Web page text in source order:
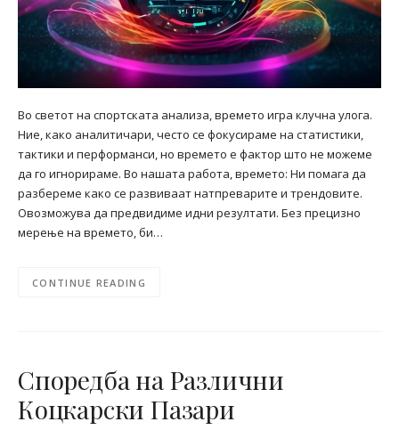
Во светот на спортската анализа, времето игра клучна улога.
Ние, како аналитичари, често се фокусираме на статистики,
тактики и перформанси, но времето е фактор што не можеме
да го игнорираме. Во нашата работа, времето: Ни помага да
разбереме како се развиваат натпреварите и трендовите.
Овозможува да предвидиме идни резултати. Без прецизно
мерење на времето, би…
CONTINUE READING
Споредба на Различни
Коцкарски Пазари